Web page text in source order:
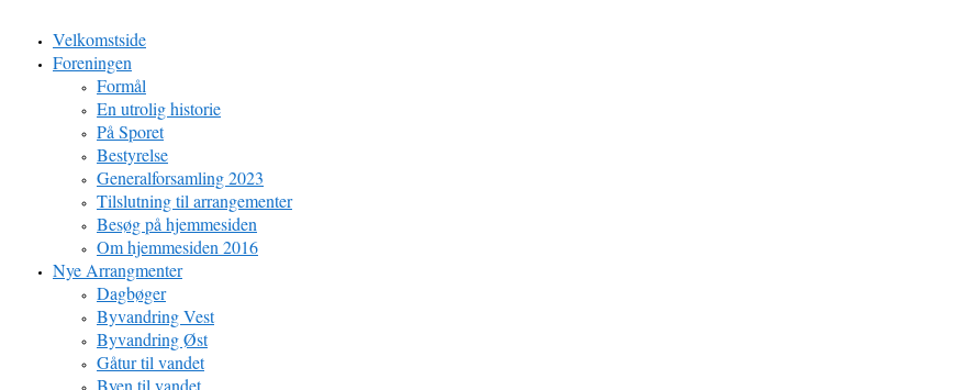
Velkomstside
Foreningen
Formål
En utrolig historie
På Sporet
Bestyrelse
Generalforsamling 2023
Tilslutning til arrangementer
Besøg på hjemmesiden
Om hjemmesiden 2016
Nye Arrangmenter
Dagbøger
Byvandring Vest
Byvandring Øst
Gåtur til vandet
Byen til vandet